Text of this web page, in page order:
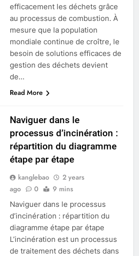
efficacement les déchets grâce
au processus de combustion. À
mesure que la population
mondiale continue de croître, le
besoin de solutions efficaces de
gestion des déchets devient
de…
Read More
Naviguer dans le
processus d’incinération :
répartition du diagramme
étape par étape
kanglebao
2 years
ago
0 9 mins
Naviguer dans le processus
d’incinération : répartition du
diagramme étape par étape
L’incinération est un processus
de traitement des déchets dans